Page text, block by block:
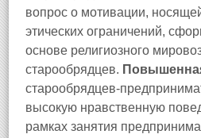
вопрос о мотивации,
этических ограничений,
основе религиозного
старообрядцев.
старообрядцев-
высокую нравственную
рамках занятия